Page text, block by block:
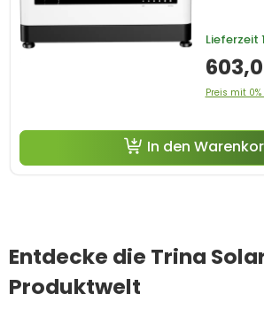
Lieferzeit
Preis mit
In den
Entdecke die Trina
Produktwelt